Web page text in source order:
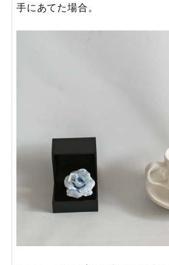
手にあてた場合。